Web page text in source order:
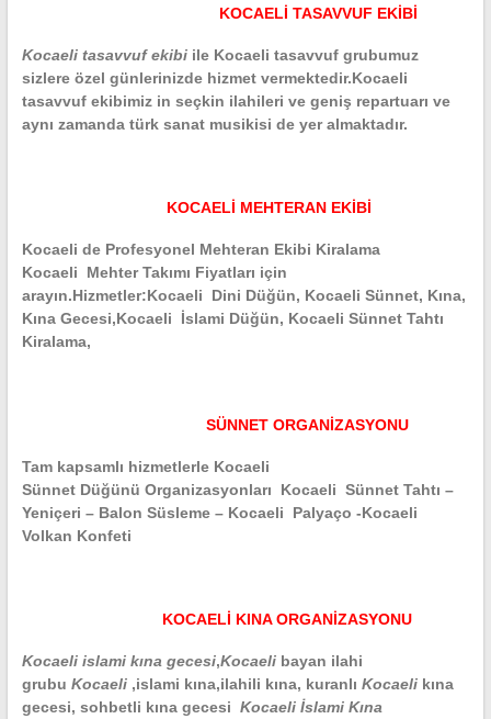
KOCAELİ TASAVVUF EKİBİ
Kocaeli tasavvuf ekibiile Kocaeli tasavvuf grubumuz
sizlere özel günlerinizde hizmet vermektedir.Kocaeli
tasavvuf ekibimiz in seçkin ilahileri ve geniş repartuarı ve
aynı zamanda türk sanat musikisi de yer almaktadır.
KOCAELİ MEHTERAN EKİBİ
Kocaeli de Profesyonel Mehteran Ekibi Kiralama
Kocaeli Mehter Takımı Fiyatları için
arayın.Hizmetler:Kocaeli Dini Düğün, Kocaeli Sünnet, Kına,
Kına Gecesi,Kocaeli İslami Düğün, Kocaeli Sünnet Tahtı
Kiralama,
SÜNNET ORGANİZASYONU
Tam kapsamlı hizmetlerle Kocaeli
Sünnet Düğünü Organizasyonları Kocaeli Sünnet Tahtı –
Yeniçeri – Balon Süsleme – Kocaeli Palyaço -Kocaeli
Volkan Konfeti
KOCAELİ KINA ORGANİZASYONU
Kocaeli islami kına gecesi,Kocaeli bayan ilahi
grubu Kocaeli ,islami kına,ilahili kına, kuranlı Kocaeli kına
gecesi, sohbetli kına gecesi Kocaeli İslami Kına